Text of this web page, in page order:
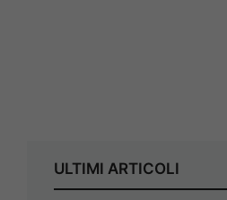
ULTIMI ARTICOLI